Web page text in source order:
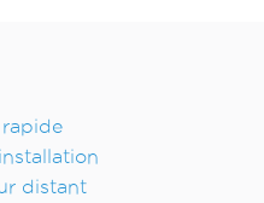
distant